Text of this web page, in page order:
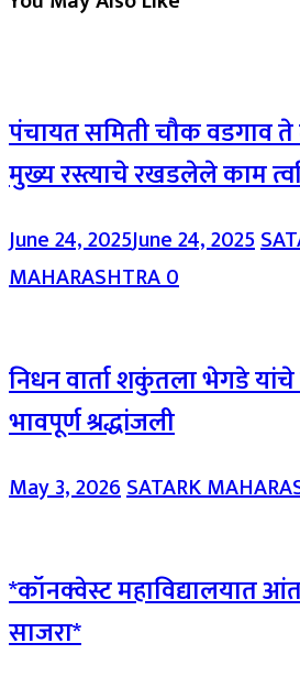
पंचायत समिती चौक वडगाव ते
मुख्य रस्त्याचे रखडलेले काम
June 24, 2025June 24, 2025
MAHARASHTRA0
निधन वार्ता शकुंतला भेगडे यांचे
भावपूर्ण श्रद्धांजली
May 3, 2026SATARK
*कॉनक्वेस्ट महाविद्यालयात
साजरा*